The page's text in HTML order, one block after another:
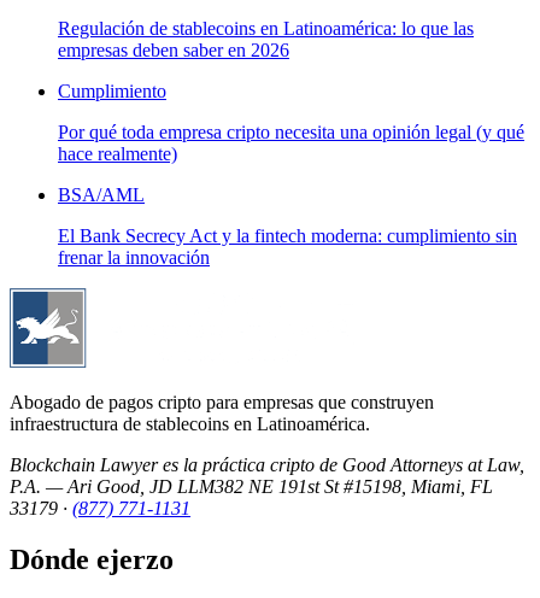
Regulación de stablecoins en Latinoamérica: lo que las
empresas deben saber en 2026
Cumplimiento
Por qué toda empresa cripto necesita una opinión legal (y qué
hace realmente)
BSA/AML
El Bank Secrecy Act y la fintech moderna: cumplimiento sin
frenar la innovación
Abogado de pagos cripto para empresas que construyen
infraestructura de stablecoins en Latinoamérica.
Blockchain Lawyer es la práctica cripto de Good Attorneys at Law,
P.A. — Ari Good, JD LLM382 NE 191st St #15198, Miami, FL
33179 · (877) 771-1131
Dónde ejerzo